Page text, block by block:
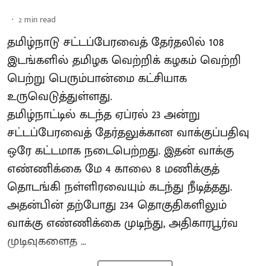
2 min read
தமிழ்நாடு சட்டப்பேரவைத் தேர்தலில் 108
இடங்களில் தமிழக வெற்றிக் கழகம் வெற்றி
பெற்று பெரும்பான்மை கட்சியாக
உருவெடுத்துள்ளது.
தமிழ்நாட்டில் கடந்த ஏப்ரல் 23 அன்று
சட்டப்பேரவைத் தேர்தலுக்கான வாக்குப்பதிவு
ஒரே கட்டமாக நடைபெற்றது. இதன் வாக்கு
எண்ணிக்கை மே 4 காலை 8 மணிக்குத்
தொடங்கி நள்ளிரவையும் கடந்து நீடித்தது.
அதன்பின் தற்போது 234 தொகுதிகளிலும்
வாக்கு எண்ணிக்கை முடிந்து, அதிகாரபூர்வ
முடிவுகளைத ...